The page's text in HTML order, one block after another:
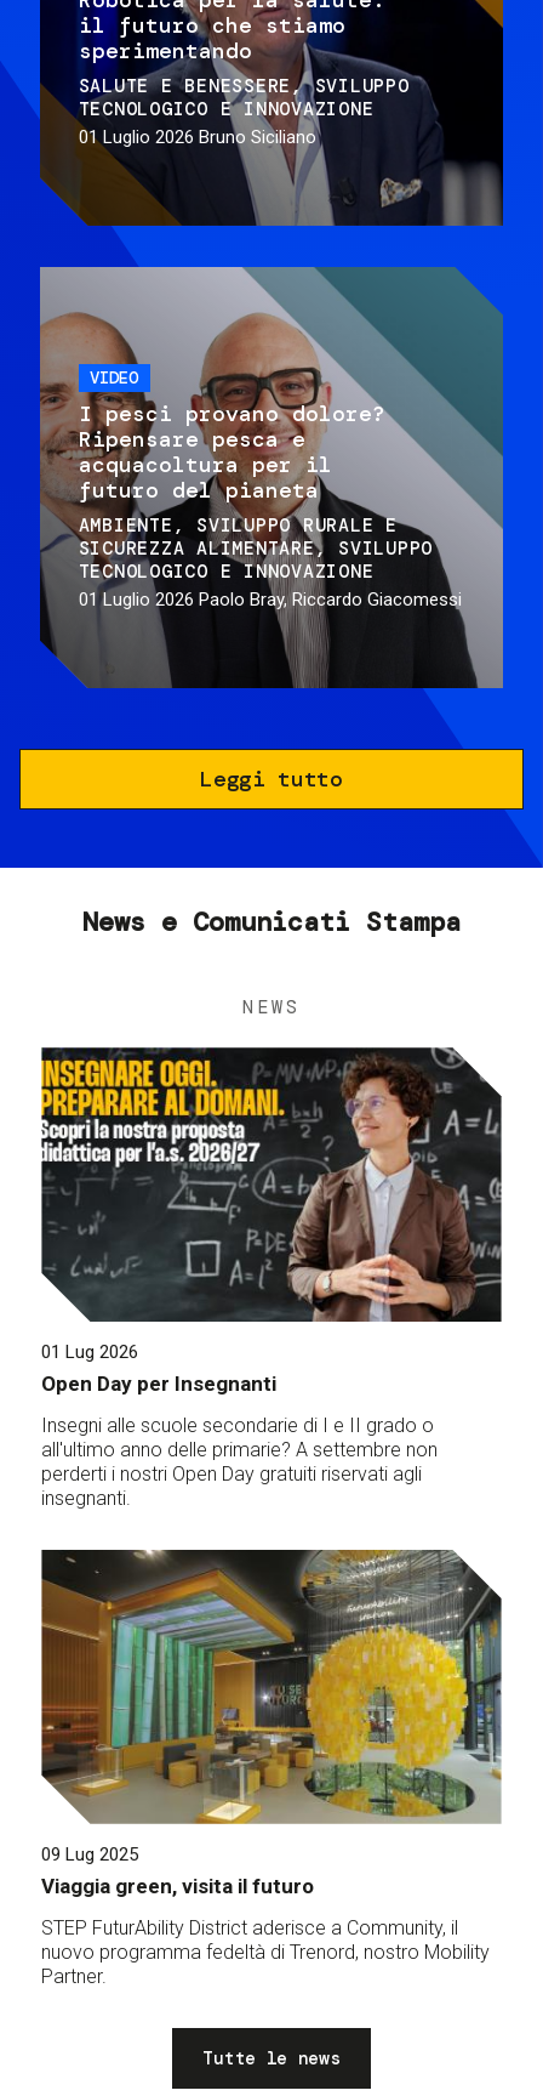
il futuro che stiamo
sperimentando
SALUTE E BENESSERE
SVILUPPO
TECNOLOGICO E INNOVAZIONE
01 Luglio 2026 Bruno Siciliano
VIDEO
I pesci provano dolore?
Ripensare pesca e
acquacoltura per il
futuro del pianeta
AMBIENTE
SVILUPPO RURALE E
SICUREZZA ALIMENTARE
SVILUPPO
TECNOLOGICO E INNOVAZIONE
01 Luglio 2026 Paolo Bray, Riccardo Giacomessi
Leggi tutto
News e Comunicati Stampa
NEWS
01 Lug 2026
Open Day per Insegnanti
Insegni alle scuole secondarie di I e II grado o
all'ultimo anno delle primarie? A settembre non
perderti i nostri Open Day gratuiti riservati agli
insegnanti.
09 Lug 2025
Viaggia green, visita il futuro
STEP FuturAbility District aderisce a Community, il
nuovo programma fedeltà di Trenord, nostro Mobility
Partner.
Tutte le news